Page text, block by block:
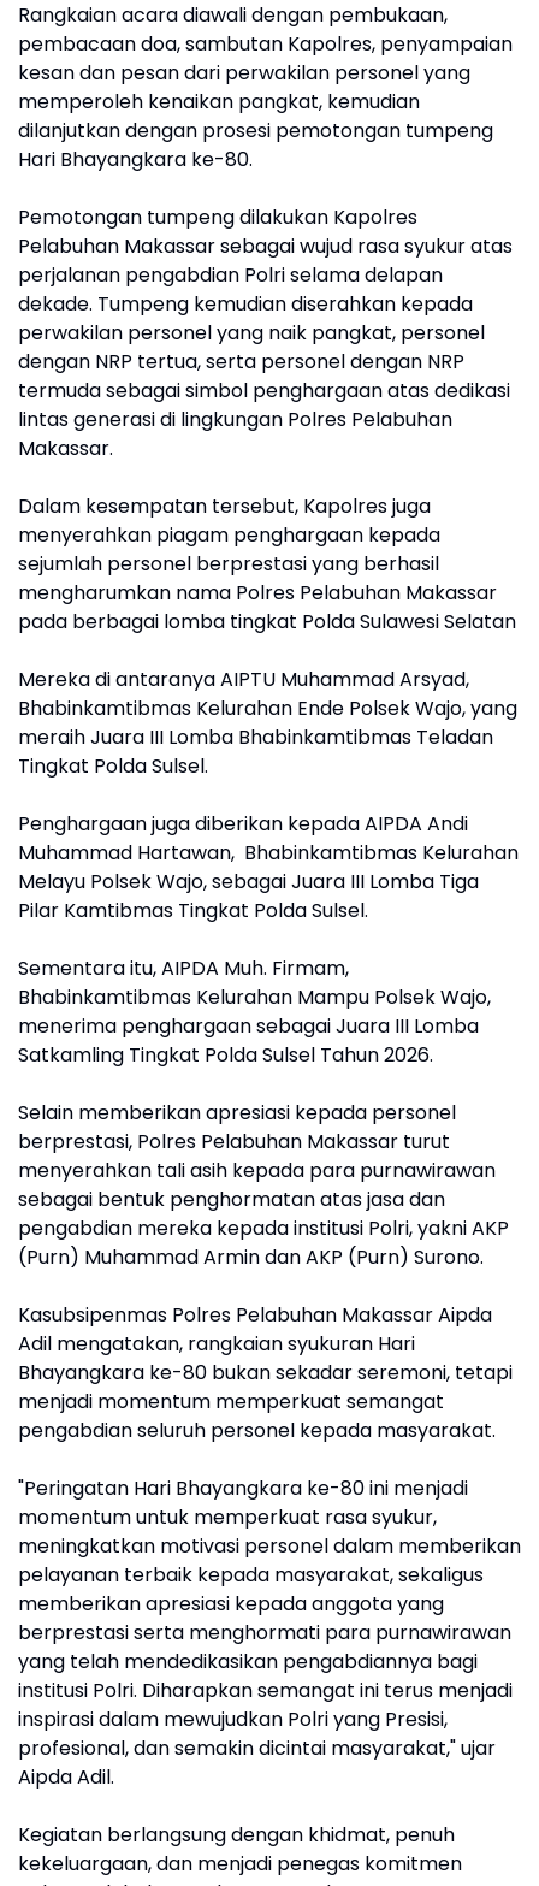
Rangkaian acara diawali dengan pembukaan,
pembacaan doa, sambutan Kapolres, penyampaian
kesan dan pesan dari perwakilan personel yang
memperoleh kenaikan pangkat, kemudian
dilanjutkan dengan prosesi pemotongan tumpeng
Hari Bhayangkara ke-80.
Pemotongan tumpeng dilakukan Kapolres
Pelabuhan Makassar sebagai wujud rasa syukur atas
perjalanan pengabdian Polri selama delapan
dekade. Tumpeng kemudian diserahkan kepada
perwakilan personel yang naik pangkat, personel
dengan NRP tertua, serta personel dengan NRP
termuda sebagai simbol penghargaan atas dedikasi
lintas generasi di lingkungan Polres Pelabuhan
Makassar.
Dalam kesempatan tersebut, Kapolres juga
menyerahkan piagam penghargaan kepada
sejumlah personel berprestasi yang berhasil
mengharumkan nama Polres Pelabuhan Makassar
pada berbagai lomba tingkat Polda Sulawesi Selatan
Mereka di antaranya AIPTU Muhammad Arsyad,
Bhabinkamtibmas Kelurahan Ende Polsek Wajo, yang
meraih Juara III Lomba Bhabinkamtibmas Teladan
Tingkat Polda Sulsel.
Penghargaan juga diberikan kepada AIPDA Andi
Muhammad Hartawan, Bhabinkamtibmas Kelurahan
Melayu Polsek Wajo, sebagai Juara III Lomba Tiga
Pilar Kamtibmas Tingkat Polda Sulsel.
Sementara itu, AIPDA Muh. Firmam,
Bhabinkamtibmas Kelurahan Mampu Polsek Wajo,
menerima penghargaan sebagai Juara III Lomba
Satkamling Tingkat Polda Sulsel Tahun 2026.
Selain memberikan apresiasi kepada personel
berprestasi, Polres Pelabuhan Makassar turut
menyerahkan tali asih kepada para purnawirawan
sebagai bentuk penghormatan atas jasa dan
pengabdian mereka kepada institusi Polri, yakni AKP
(Purn) Muhammad Armin dan AKP (Purn) Surono.
Kasubsipenmas Polres Pelabuhan Makassar Aipda
Adil mengatakan, rangkaian syukuran Hari
Bhayangkara ke-80 bukan sekadar seremoni, tetapi
menjadi momentum memperkuat semangat
pengabdian seluruh personel kepada masyarakat.
"Peringatan Hari Bhayangkara ke-80 ini menjadi
momentum untuk memperkuat rasa syukur,
meningkatkan motivasi personel dalam memberikan
pelayanan terbaik kepada masyarakat, sekaligus
memberikan apresiasi kepada anggota yang
berprestasi serta menghormati para purnawirawan
yang telah mendedikasikan pengabdiannya bagi
institusi Polri. Diharapkan semangat ini terus menjadi
inspirasi dalam mewujudkan Polri yang Presisi,
profesional, dan semakin dicintai masyarakat," ujar
Aipda Adil.
Kegiatan berlangsung dengan khidmat, penuh
kekeluargaan, dan menjadi penegas komitmen